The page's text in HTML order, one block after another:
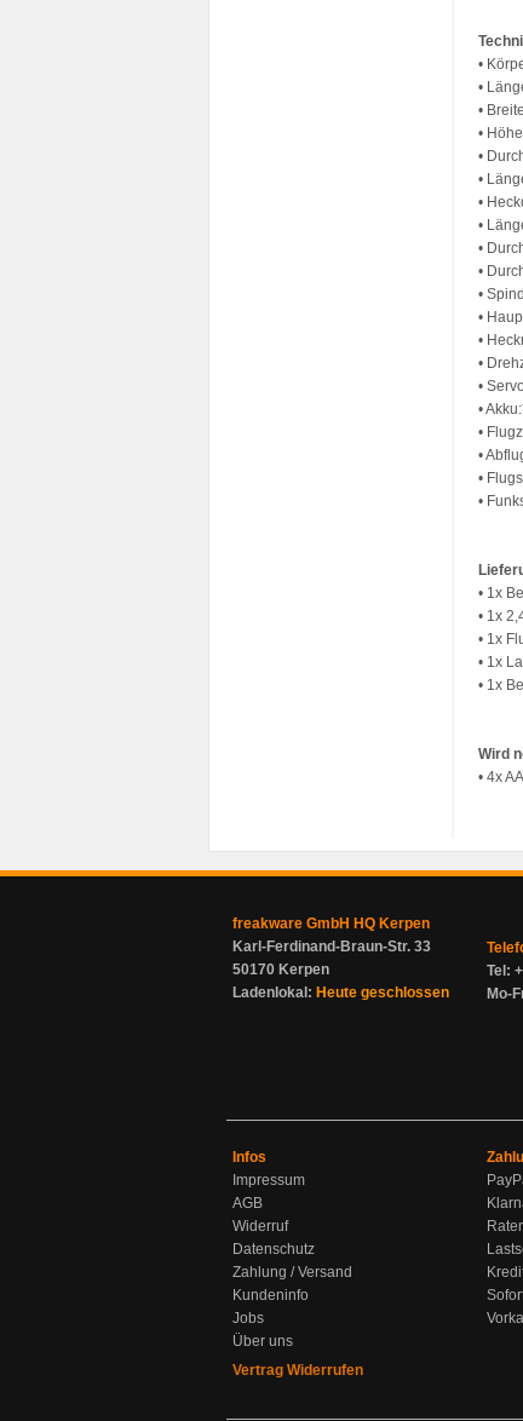
•
•
•
•
•
•
•
•
•
•
•
•
•
•
•
•
•
•
•
•
• 1x
• 1x
• 1x
• 1x
• 1x
Wird
• 4x
freakware GmbH HQ Kerpen
Karl-Ferdinand-Braun-Str. 33
50170 Kerpen
Ladenlokal: Heute geschlossen
Tel:
Mo-
Infos
Impressum
AGB
Widerruf
Datenschutz
Zahlung / Versand
Kundeninfo
Jobs
Über uns
Vertrag Widerrufen